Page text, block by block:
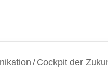
/ Cockpit der